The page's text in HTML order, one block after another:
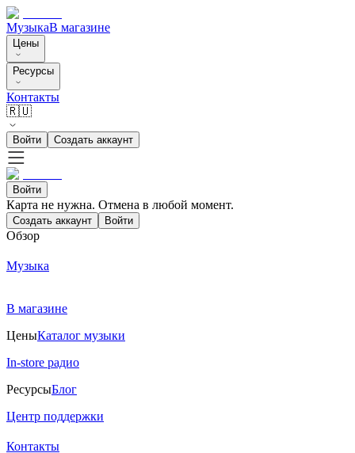
МузыкаВ магазине
Цены
Ресурсы
Контакты
🇷🇺
Войти Создать аккаунт
Войти
Карта не нужна. Отмена в любой момент.
Создать аккаунт Войти
Обзор
Музыка
В магазине
ЦеныКаталог музыки
In-store радио
РесурсыБлог
Центр поддержки
Контакты